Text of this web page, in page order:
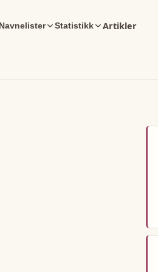
Navnelister Statistikk Artikler